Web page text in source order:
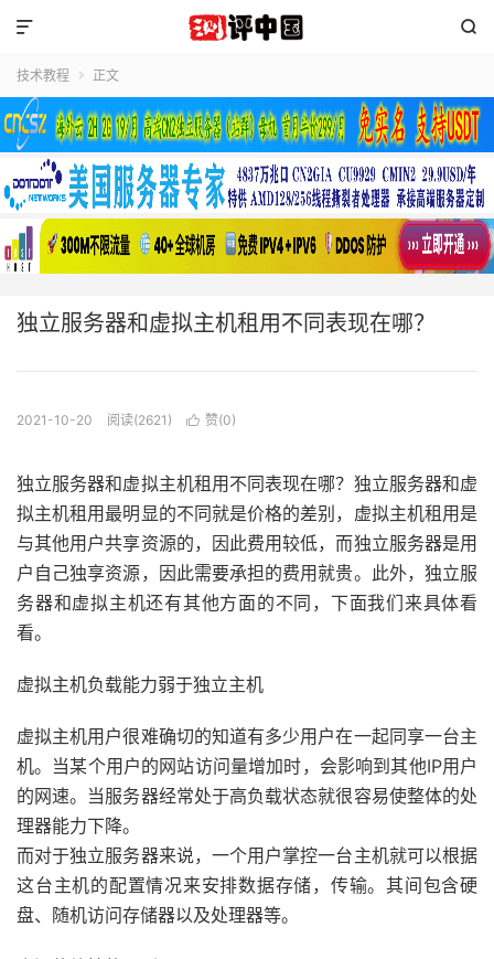


技术教程  正文
独立服务器和虚拟主机租用不同表现在哪？
2021-10-20 阅读(2621)  赞(0)
独立服务器和虚拟主机租用不同表现在哪？独立服务器和虚
拟主机租用最明显的不同就是价格的差别，虚拟主机租用是
与其他用户共享资源的，因此费用较低，而独立服务器是用
户自己独享资源，因此需要承担的费用就贵。此外，独立服
务器和虚拟主机还有其他方面的不同，下面我们来具体看
看。
虚拟主机负载能力弱于独立主机
虚拟主机用户很难确切的知道有多少用户在一起同享一台主
机。当某个用户的网站访问量增加时，会影响到其他IP用户
的网速。当服务器经常处于高负载状态就很容易使整体的处
理器能力下降。
而对于独立服务器来说，一个用户掌控一台主机就可以根据
这台主机的配置情况来安排数据存储，传输。其间包含硬
盘、随机访问存储器以及处理器等。